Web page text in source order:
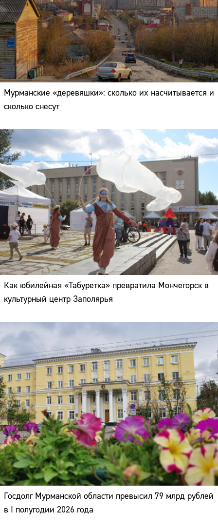
Мурманские «деревяшки»: сколько их насчитывается и
сколько снесут
Как юбилейная «Табуретка» превратила Мончегорск в
культурный центр Заполярья
Госдолг Мурманской области превысил 79 млрд рублей
в I полугодии 2026 года